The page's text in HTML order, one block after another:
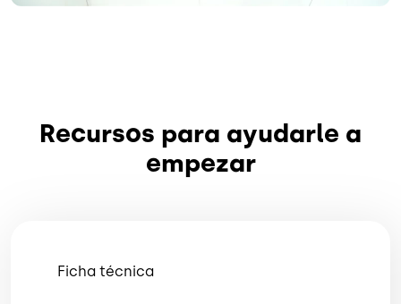
Recursos para ayudarle a
empezar
Ficha técnica